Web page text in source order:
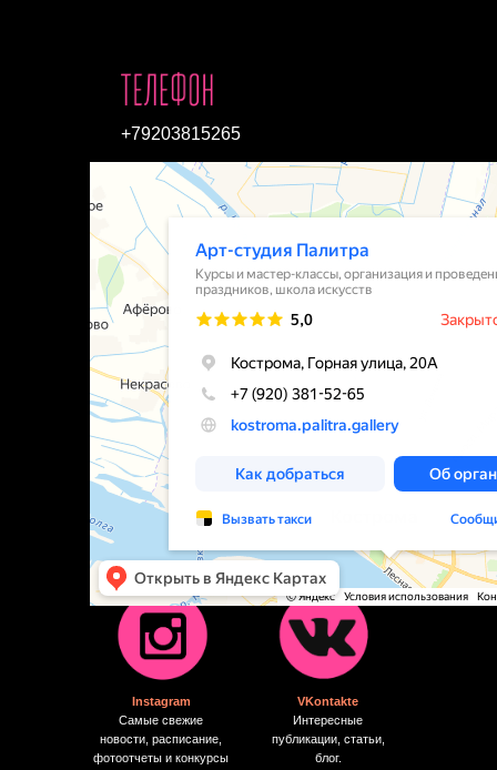
+79203815265
Instagram
Самые свежие
новости, расписание,
фотоотчеты и конкурсы
VKontakte
Интересные
публикации, статьи,
блог.